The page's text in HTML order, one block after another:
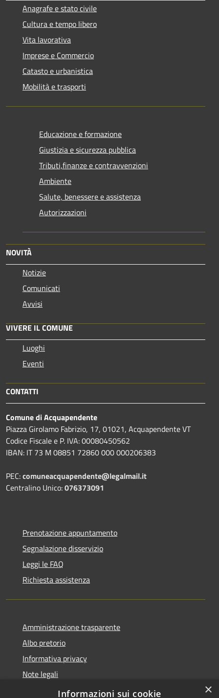
Anagrafe e stato civile
Cultura e tempo libero
Vita lavorativa
Imprese e Commercio
Catasto e urbanistica
Mobilità e trasporti
Educazione e formazione
Giustizia e sicurezza pubblica
Tributi,finanze e contravvenzioni
Ambiente
Salute, benessere e assistenza
Autorizzazioni
NOVITÀ
Notizie
Comunicati
Avvisi
VIVERE IL COMUNE
Luoghi
Eventi
CONTATTI
Comune di Acquapendente
Piazza Girolamo Fabrizio, 17, 01021, Acquapendente VT
Codice Fiscale e P. IVA: 00080450562
IBAN: IT 73 M 08851 72860 000 000206383
PEC:comuneacquapendente@legalmail.it
Centralino Unico:076373091
Prenotazione appuntamento
Segnalazione disservizio
Leggi le FAQ
Richiesta assistenza
Amministrazione trasparente
Albo pretorio
Informativa privacy
Note legali
Dichiarazione di accessibilità
×
Informazioni sui cookie